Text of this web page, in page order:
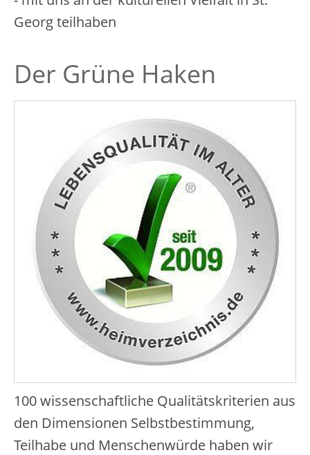
Georg teilhaben
Der Grüne Haken
100 wissenschaftliche Qualitätskriterien aus
den Dimensionen Selbstbestimmung,
Teilhabe und Menschenwürde haben wir